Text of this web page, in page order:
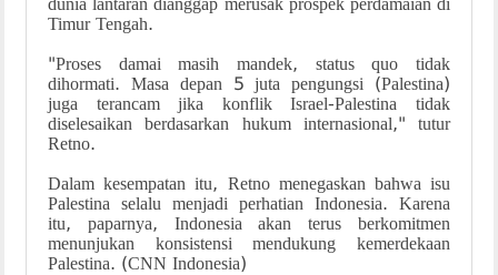
Timur Tengah.
"Proses damai masih mandek, status quo tidak
dihormati. Masa depan 5 juta pengungsi (Palestina)
juga terancam jika konflik Israel-Palestina tidak
diselesaikan berdasarkan hukum internasional," tutur
Retno.
Dalam kesempatan itu, Retno menegaskan bahwa isu
Palestina selalu menjadi perhatian Indonesia. Karena
itu, paparnya, Indonesia akan terus berkomitmen
menunjukan konsistensi mendukung kemerdekaan
Palestina. (CNN Indonesia)